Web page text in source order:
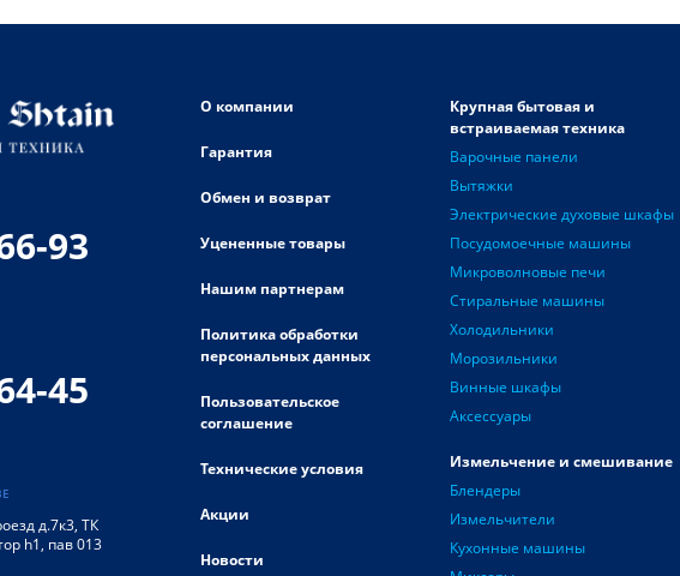
93
45
д.7к3, ТК
h1, пав 013
О компании
Гарантия
Обмен и возврат
Уцененные товары
Нашим партнерам
Политика обработки
персональных данных
Пользовательское
соглашение
Технические условия
Акции
Новости
Крупная бытовая и
встраиваемая техника
Варочные панели
Вытяжки
Электрические духовые шкафы
Посудомоечные машины
Микроволновые печи
Стиральные машины
Холодильники
Морозильники
Винные шкафы
Аксессуары
Измельчение и смешивание
Блендеры
Измельчители
Кухонные машины